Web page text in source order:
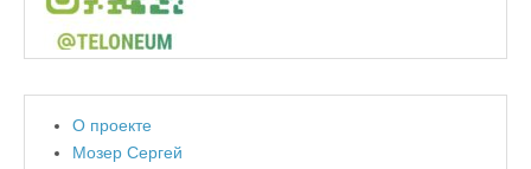
О проекте
Мозер Сергей